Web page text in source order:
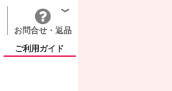
お問合せ・返品
ご利用ガイド